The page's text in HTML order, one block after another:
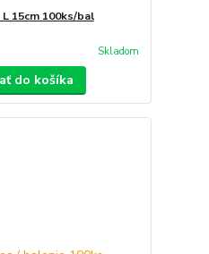
15cm 100ks/bal
Skladom
do košíka